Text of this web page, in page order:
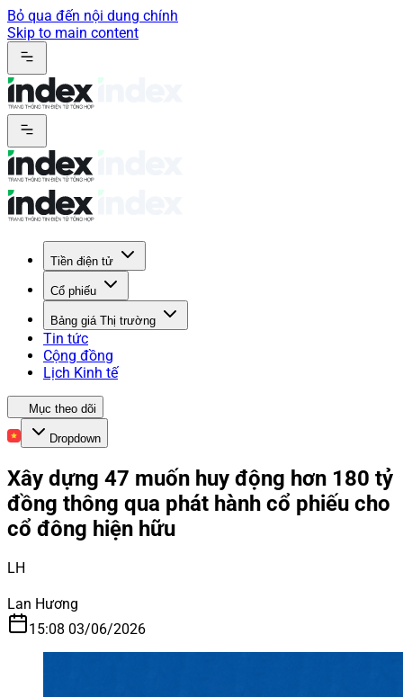
Bỏ qua đến nội dung chính
Skip to main content
Tiền điện tử
Cổ phiếu
Bảng giá Thị trường
Tin tức
Cộng đồng
Lịch Kinh tế
Mục theo dõi
Dropdown
Xây dựng 47 muốn huy động hơn 180 tỷ
đồng thông qua phát hành cổ phiếu cho
cổ đông hiện hữu
LH
Lan Hương
15:08 03/06/2026